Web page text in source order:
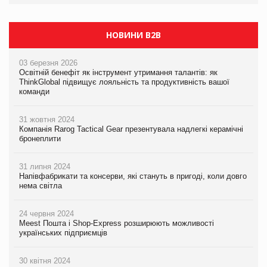
НОВИНИ B2B
03 березня 2026
Освітній бенефіт як інструмент утримання талантів: як
ThinkGlobal підвищує лояльність та продуктивність вашої
команди
31 жовтня 2024
Компанія Rarog Tactical Gear презентувала надлегкі керамічні
бронеплити
31 липня 2024
Напівфабрикати та консерви, які стануть в пригоді, коли довго
нема світла
24 червня 2024
Meest Пошта і Shop-Express розширюють можливості
українських підприємців
30 квітня 2024